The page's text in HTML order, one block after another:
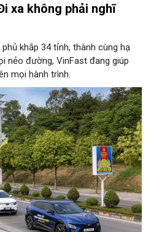
xa không phải nghĩ
khắp 34 tỉnh, thành cùng hạ
nẻo đường, VinFast đang giúp
mọi hành trình.